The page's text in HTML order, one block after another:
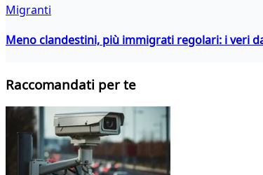
Migranti
Meno clandestini, più immigrati regolari: i veri
Raccomandati per te